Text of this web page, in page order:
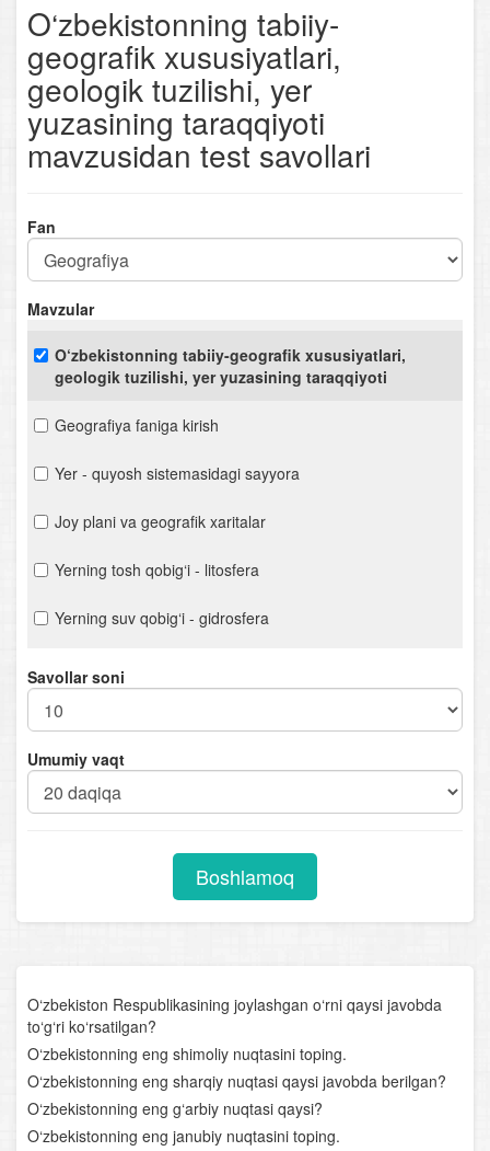
O‘zbekistonning tabiiy-
geografik xususiyatlari,
geologik tuzilishi, yer
yuzasining taraqqiyoti
mavzusidan test savollari
Fan
Mavzular
O‘zbekistonning tabiiy-geografik xususiyatlari,
geologik tuzilishi, yer yuzasining taraqqiyoti
Geografiya faniga kirish
Yer - quyosh sistemasidagi sayyora
Joy plani va geografik xaritalar
Yerning tosh qobig‘i - litosfera
Yerning suv qobig‘i - gidrosfera
Quruqlikdagi suvlar
Yerning havo qobig‘i - atmosfera
Biosfera - hayot qobig‘i
Materik va okeanlar tabiiy geografiyasi kursiga kirish.
Okeanlar tabiiy geografiyasi
Materiklar tabiiy geografiyasi. Afrika
Antarktida
Janubiy Amerika
Shimoliy Amerika
Savollar soni
Umumiy vaqt
Boshlamoq
O‘zbekiston Respublikasining joylashgan o‘rni qaysi javobda
to‘g‘ri ko‘rsatilgan?
O‘zbekistonning eng shimoliy nuqtasini toping.
O‘zbekistonning eng sharqiy nuqtasi qaysi javobda berilgan?
O‘zbekistonning eng g‘arbiy nuqtasi qaysi?
O‘zbekistonning eng janubiy nuqtasini toping.